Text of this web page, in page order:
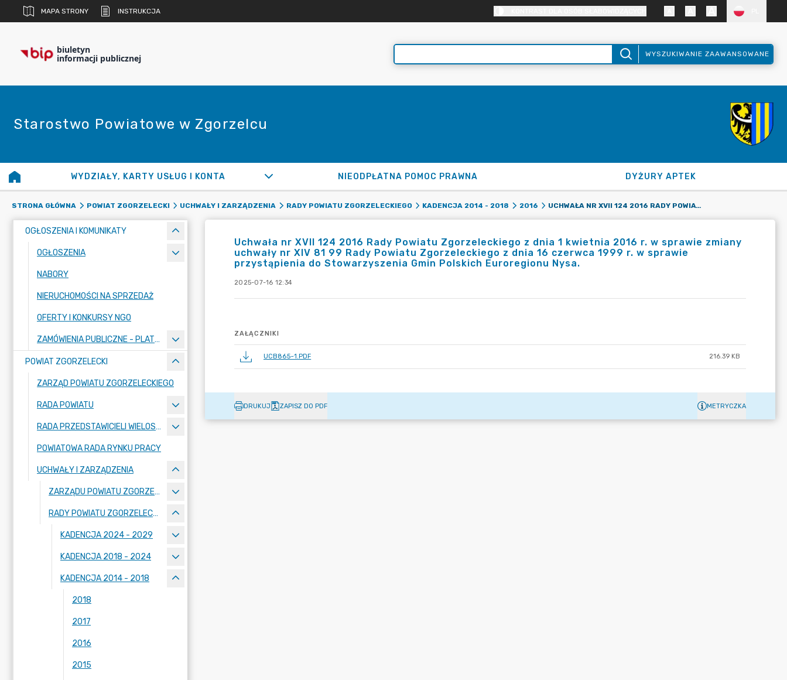
MAPA STRONY INSTRUKCJA
biuletyn
informacji publicznej WYSZUKIWANIE ZAAWANSOWANE
Starostwo Powiatowe w Zgorzelcu
WYDZIAŁY, KARTY USŁUG I KONTA NIEODPŁATNA POMOC PRAWNA DYŻURY APTEK
STRONA GŁÓWNA POWIAT ZGORZELECKI UCHWAŁY I ZARZĄDZENIA RADY POWIATU ZGORZELECKIEGO KADENCJA 2014 - 2018 2016 UCHWAŁA NR XVII 124 2016 RADY POWIATU ZGORZELECKIEGO Z DNIA 1 KWIETNIA 2016 R. W SPRAWIE ZMIANY UCHWAŁY NR XIV 81 99 RADY POWIATU ZGORZELECKIEGO Z DNIA 16 CZERWCA 1999 R. W SPRAWIE PRZYSTĄPIENIA DO STOWARZYSZENIA GMIN POLSKICH EUROREGIONU NYSA.
OGŁOSZENIA I KOMUNIKATY
OGŁOSZENIA
NABORY
NIERUCHOMOŚCI NA SPRZEDAŻ
OFERTY I KONKURSY NGO
ZAMÓWIENIA PUBLICZNE - PLATFORMA ZAKUPOWA
POWIAT ZGORZELECKI
ZARZĄD POWIATU ZGORZELECKIEGO
RADA POWIATU
RADA PRZEDSTAWICIELI WIELOSPECJALISTYCZNEGO ZESPOŁU OPIEKI ZDROWOTNEJ "BOLESŁAWIEC-ZGORZELEC" SAMODZIELNEGO PUBLICZNEGO ZAKŁADU OPIEKI ZDROWOTNEJ
POWIATOWA RADA RYNKU PRACY
UCHWAŁY I ZARZĄDZENIA
ZARZĄDU POWIATU ZGORZELECKIEGO
RADY POWIATU ZGORZELECKIEGO
KADENCJA 2024 - 2029
KADENCJA 2018 - 2024
KADENCJA 2014 - 2018
2018
2017
2016
2015
Uchwała nr XVII 124 2016 Rady Powiatu Zgorzeleckiego z dnia 1 kwietnia 2016 r. w sprawie zmiany
uchwały nr XIV 81 99 Rady Powiatu Zgorzeleckiego z dnia 16 czerwca 1999 r. w sprawie
przystąpienia do Stowarzyszenia Gmin Polskich Euroregionu Nysa.
2025-07-16 12:34
ZAŁĄCZNIKI
UCB865~1.PDF 216.39 KB
DRUKUJ ZAPISZ DO PDF METRYCZKA